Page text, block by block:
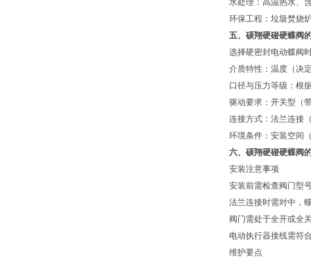
水处理：高温热水、
环保工程：垃圾焚烧
五、硕翔硬碰硬蝶阀
选择硬密封电动蝶阀
介质特性：温度（决
口径与压力等级：根
驱动要求：开关型（
连接方式：法兰连接
环境条件：安装空间
六、硕翔硬碰硬蝶阀
安装注意事项
安装前需检查阀门型
法兰连接时需对中，
阀门需处于全开或全
电动执行器接线需符
维护要点